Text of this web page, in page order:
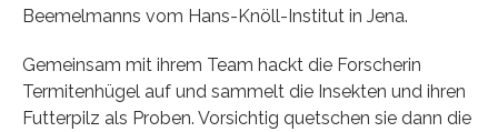
Beemelmanns vom Hans-Knöll-Institut in Jena.
Gemeinsam mit ihrem Team hackt die Forscherin
Termitenhügel auf und sammelt die Insekten und ihren
Futterpilz als Proben. Vorsichtig quetschen sie dann die